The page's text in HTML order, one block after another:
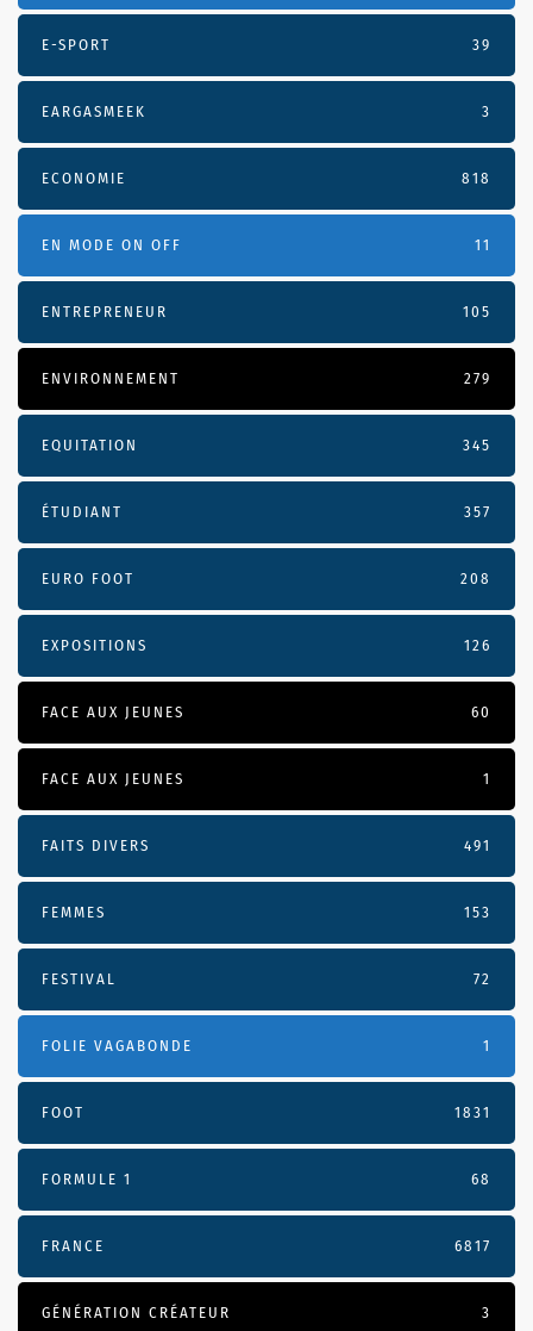
E-SPORT 39
EARGASMEEK 3
ECONOMIE 818
EN MODE ON OFF 11
ENTREPRENEUR 105
ENVIRONNEMENT 279
EQUITATION 345
ÉTUDIANT 357
EURO FOOT 208
EXPOSITIONS 126
FACE AUX JEUNES 60
FACE AUX JEUNES 1
FAITS DIVERS 491
FEMMES 153
FESTIVAL 72
FOLIE VAGABONDE 1
FOOT 1831
FORMULE 1 68
FRANCE 6817
GÉNÉRATION CRÉATEUR 3